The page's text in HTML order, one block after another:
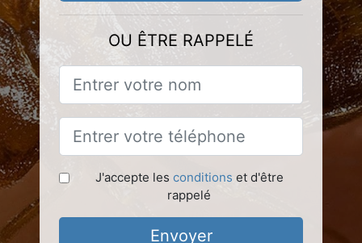
OU ÊTRE RAPPELÉ
J'accepte les conditions et d'être
rappelé
Envoyer